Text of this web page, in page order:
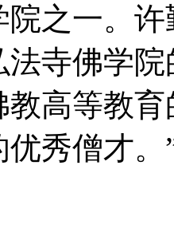
之一。
法寺佛学
教高等教
秀僧才。